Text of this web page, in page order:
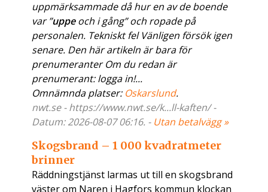
uppmärksammade då hur en av de boende
var ”uppeoch i gång” och ropade på
personalen. Tekniskt fel Vänligen försök igen
senare. Den här artikeln är bara för
prenumeranter Om du redan är
prenumerant: logga in!...
Omnämnda platser: Oskarslund.
nwt.se - https://www.nwt.se/k...ll-kaften/ -
Datum: 2026-08-07 06:16. - Utan betalvägg »
Skogsbrand – 1 000 kvadratmeter
brinner
Räddningstjänst larmas ut till en skogsbrand
väster om Naren i Hagfors kommun klockan